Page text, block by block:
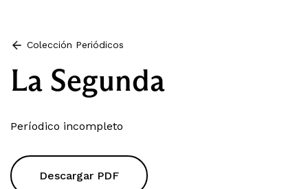
Colección Periódicos
La Segunda
Períodico incompleto
Descargar PDF